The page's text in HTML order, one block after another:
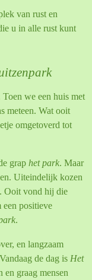
van rust en
u in alle rust kunt
we een huis met
meteen. Wat ooit
omgetoverd tot
grap het park. Maar
Uiteindelijk kozen
Ooit vond hij die
positieve
.
en langzaam
de dag is Het
graag mensen